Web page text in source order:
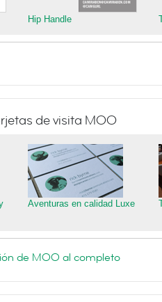
Hip Handle
de visita MOO
Aventuras en calidad Luxe
de MOO al completo